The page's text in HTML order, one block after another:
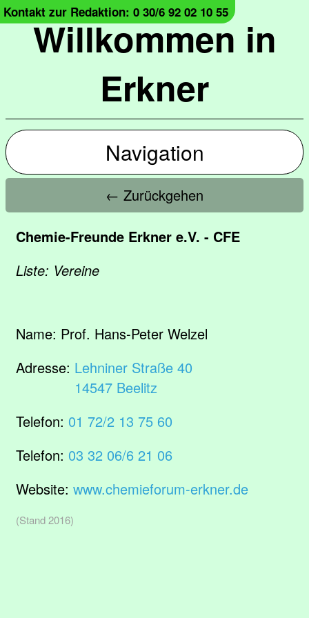
Willkommen in
Erkner
Kontakt zur Redaktion: 0 30/6 92 02 10 55
Navigation
← Zurückgehen
Chemie-Freunde Erkner e.V. - CFE
Liste: Vereine
Name: Prof. Hans-Peter Welzel
Adresse: Lehniner Straße 40
14547 Beelitz
Telefon: 01 72/2 13 75 60
Telefon: 03 32 06/6 21 06
Website: www.chemieforum-erkner.de
(Stand 2016)